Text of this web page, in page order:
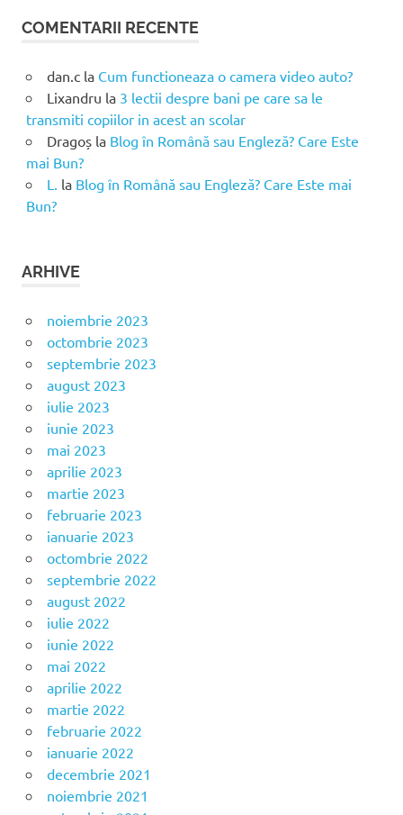
COMENTARII RECENTE
dan.cla Cum functioneaza o camera video auto?
Lixandru la 3 lectii despre bani pe care sa le
transmiti copiilor in acest an scolar
Dragoșla Blog în Română sau Engleză? Care Este
mai Bun?
L. la Blog în Română sau Engleză? Care Este mai
Bun?
ARHIVE
noiembrie 2023
octombrie 2023
septembrie 2023
august 2023
iulie 2023
iunie 2023
mai 2023
aprilie 2023
martie 2023
februarie 2023
ianuarie 2023
octombrie 2022
septembrie 2022
august 2022
iulie 2022
iunie 2022
mai 2022
aprilie 2022
martie 2022
februarie 2022
ianuarie 2022
decembrie 2021
noiembrie 2021